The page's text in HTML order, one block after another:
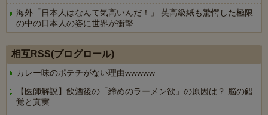
海外「日本人はなんて気高いんだ！」 英高級紙も驚愕した極限
の中の日本人の姿に世界が衝撃
相互RSS(ブログロール)
カレー味のポテチがない理由wwwww
【医師解説】飲酒後の「締めのラーメン欲」の原因は？ 脳の錯
覚と真実